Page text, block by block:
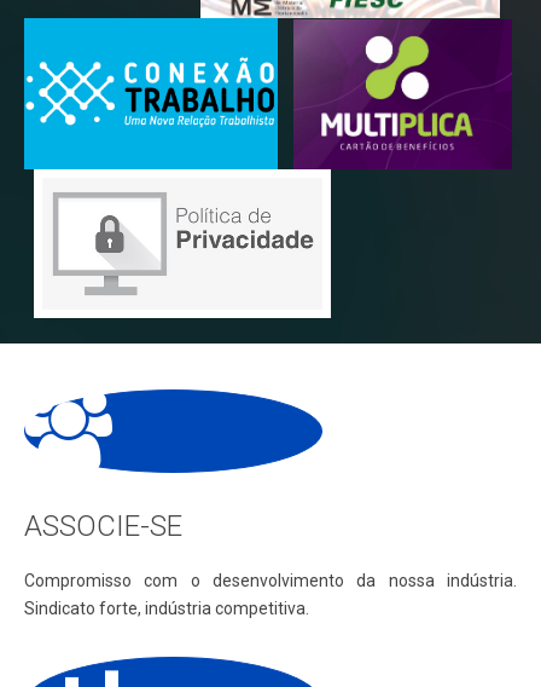
ASSOCIE-SE
Compromisso com o desenvolvimento da nossa indústria.
Sindicato forte, indústria competitiva.